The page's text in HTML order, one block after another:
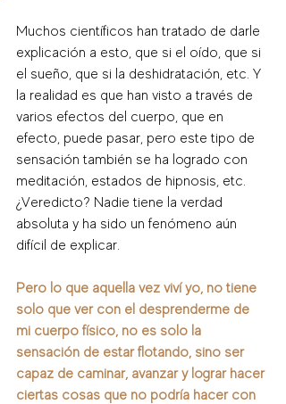
Muchos científicos han tratado de darle
explicación a esto, que si el oído, que si
el sueño, que si la deshidratación, etc. Y
la realidad es que han visto a través de
varios efectos del cuerpo, que en
efecto, puede pasar, pero este tipo de
sensación también se ha logrado con
meditación, estados de hipnosis, etc.
¿Veredicto? Nadie tiene la verdad
absoluta y ha sido un fenómeno aún
difícil de explicar.
Pero lo que aquella vez viví yo, no tiene
solo que ver con el desprenderme de
mi cuerpo físico, no es solo la
sensación de estar flotando, sino ser
capaz de caminar, avanzar y lograr hacer
ciertas cosas que no podría hacer con